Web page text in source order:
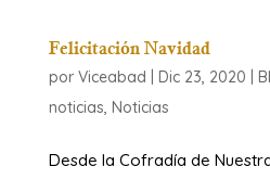
Felicitación Navidad
por Viceabad Dic 23, 2020
noticias, Noticias
Desde la Cofradía de